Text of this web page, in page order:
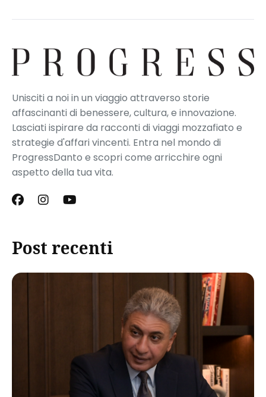
Unisciti a noi in un viaggio attraverso storie
affascinanti di benessere, cultura, e innovazione.
Lasciati ispirare da racconti di viaggi mozzafiato e
strategie d'affari vincenti. Entra nel mondo di
ProgressDanto e scopri come arricchire ogni
aspetto della tua vita.
Post recenti